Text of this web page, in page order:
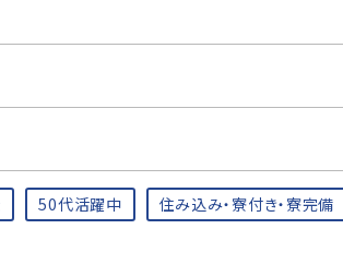
50代活躍中 住み込み・寮付き・寮完備